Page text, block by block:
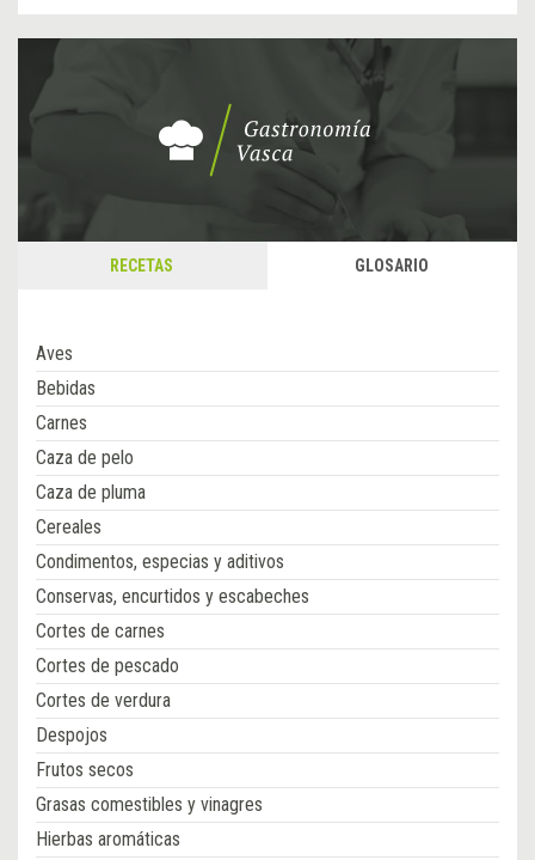
RECETAS GLOSARIO
Aves
Bebidas
Carnes
Caza de pelo
Caza de pluma
Cereales
Condimentos, especias y aditivos
Conservas, encurtidos y escabeches
Cortes de carnes
Cortes de pescado
Cortes de verdura
Despojos
Frutos secos
Grasas comestibles y vinagres
Hierbas aromáticas